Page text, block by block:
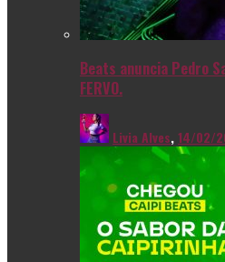
Beats anuncia Pedro
FERVO.
Livia Alves,14/02/